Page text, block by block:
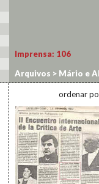
Imprensa: 106
Arquivos > Mário e
ordenar